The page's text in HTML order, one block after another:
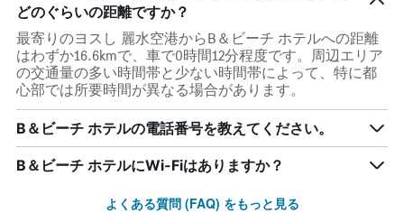
どのぐらいの距離ですか？
最寄りのヨスし 麗水空港からB＆ビーチ ホテルへの距離
はわずか16.6kmで、車で0時間12分程度です。周辺エリア
の交通量の多い時間帯と少ない時間帯によって、特に都
心部では所要時間が異なる場合があります。
B＆ビーチ ホテルの電話番号を教えてください。
B＆ビーチ ホテルにWi-Fiはありますか？
よくある質問 (FAQ) をもっと見る